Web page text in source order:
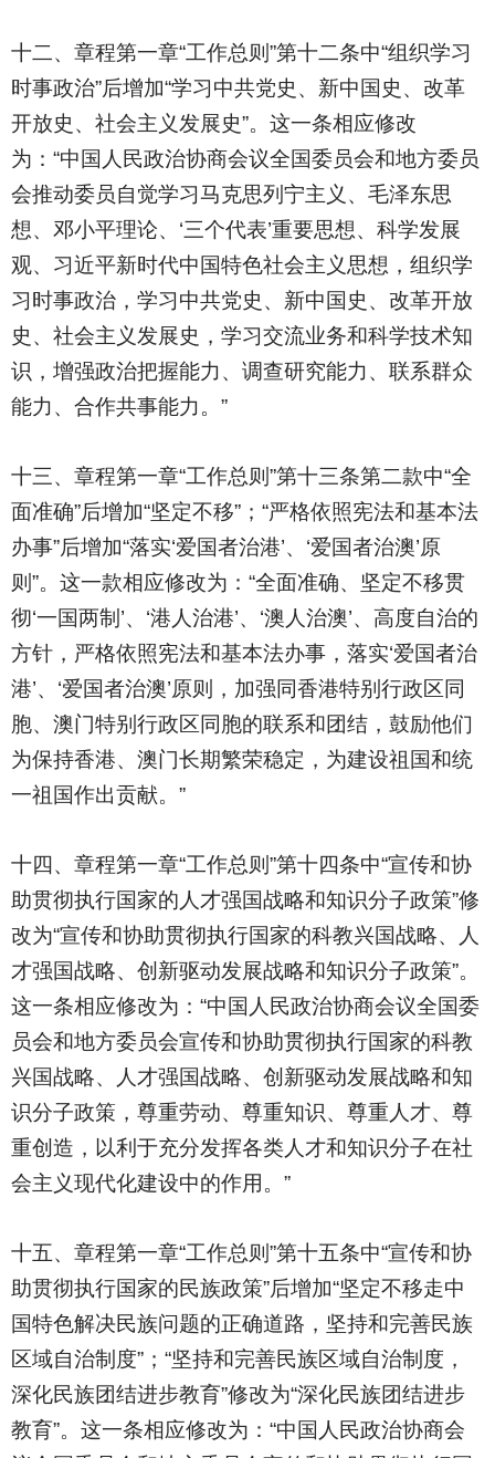
十二、章程第一章“工作总则”第十二条中“组织学习
时事政治”后增加“学习中共党史、新中国史、改革
开放史、社会主义发展史”。这一条相应修改
为：“中国人民政治协商会议全国委员会和地方委员
会推动委员自觉学习马克思列宁主义、毛泽东思
想、邓小平理论、‘三个代表’重要思想、科学发展
观、习近平新时代中国特色社会主义思想，组织学
习时事政治，学习中共党史、新中国史、改革开放
史、社会主义发展史，学习交流业务和科学技术知
识，增强政治把握能力、调查研究能力、联系群众
能力、合作共事能力。”
十三、章程第一章“工作总则”第十三条第二款中“全
面准确”后增加“坚定不移”；“严格依照宪法和基本法
办事”后增加“落实‘爱国者治港’、‘爱国者治澳’原
则”。这一款相应修改为：“全面准确、坚定不移贯
彻‘一国两制’、‘港人治港’、‘澳人治澳’、高度自治的
方针，严格依照宪法和基本法办事，落实‘爱国者治
港’、‘爱国者治澳’原则，加强同香港特别行政区同
胞、澳门特别行政区同胞的联系和团结，鼓励他们
为保持香港、澳门长期繁荣稳定，为建设祖国和统
一祖国作出贡献。”
十四、章程第一章“工作总则”第十四条中“宣传和协
助贯彻执行国家的人才强国战略和知识分子政策”修
改为“宣传和协助贯彻执行国家的科教兴国战略、人
才强国战略、创新驱动发展战略和知识分子政策”。
这一条相应修改为：“中国人民政治协商会议全国委
员会和地方委员会宣传和协助贯彻执行国家的科教
兴国战略、人才强国战略、创新驱动发展战略和知
识分子政策，尊重劳动、尊重知识、尊重人才、尊
重创造，以利于充分发挥各类人才和知识分子在社
会主义现代化建设中的作用。”
十五、章程第一章“工作总则”第十五条中“宣传和协
助贯彻执行国家的民族政策”后增加“坚定不移走中
国特色解决民族问题的正确道路，坚持和完善民族
区域自治制度”；“坚持和完善民族区域自治制度，
深化民族团结进步教育”修改为“深化民族团结进步
教育”。这一条相应修改为：“中国人民政治协商会